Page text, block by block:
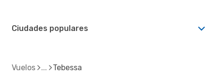
Ciudades populares
Vuelos Tebessa